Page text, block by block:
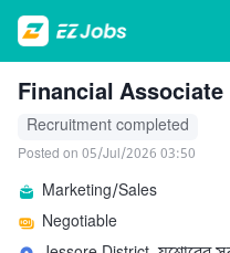
Financial Associate
Recruitment completed
Posted on 05/Jul/2026 03:50
Marketing/Sales
Negotiable